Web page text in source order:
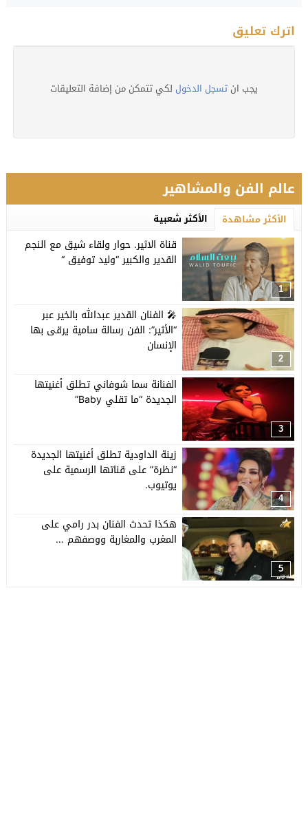
اترك تعليق
يجب ان تسجل الدخول لكي تتمكن من إضافة التعليقات
عالم الفن والمشاهير
الأكثر مشاهدة الأكثر شعبية
1
قناة الاثير. حوار ولقاء شيق مع النجم
القدير والكبير “وليد توفيق “
2
🎤 الفنان القدير عبدالله بالخير عبر
“الأثير”: الفن رسالة سامية يرقى بها
الإنسان
3
الفنانة سما شوفاني تطلق أغنيتها
الجديدة “ما تقلي Baby”
4
زينة الداودية تطلق أغنيتها الجديدة
“نظرة” على قناتها الرسمية على
يوتيوب.
5
هكذا تحدث الفنان بدر رامي على
المغرب والمغاربة ووصفهم …